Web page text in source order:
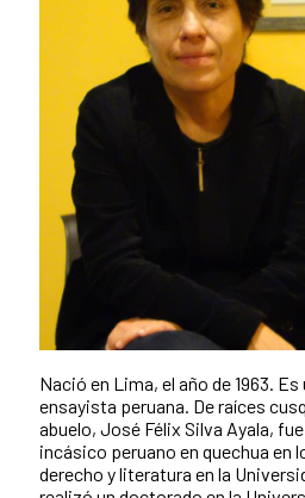
Nació en Lima, el año de 1963.
ensayista peruana. De raíces
abuelo, José Félix Silva Ayala,
incásico peruano en quechua en
derecho y literatura en la